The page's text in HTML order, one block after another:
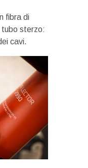
fibra di
tubo sterzo:
cavi.